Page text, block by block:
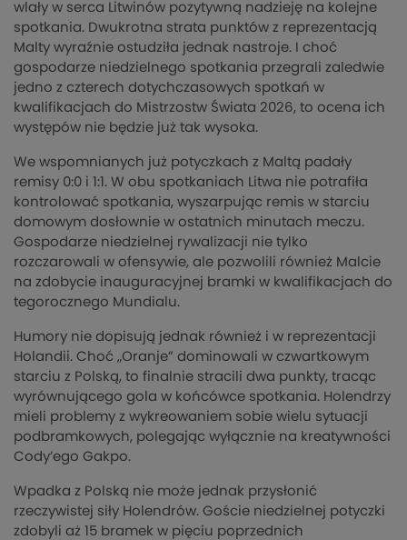
wlały w serca Litwinów pozytywną nadzieję na kolejne
spotkania. Dwukrotna strata punktów z reprezentacją
Malty wyraźnie ostudziła jednak nastroje. I choć
gospodarze niedzielnego spotkania przegrali zaledwie
jedno z czterech dotychczasowych spotkań w
kwalifikacjach do Mistrzostw Świata 2026, to ocena ich
występów nie będzie już tak wysoka.
We wspomnianych już potyczkach z Maltą padały
remisy 0:0 i 1:1. W obu spotkaniach Litwa nie potrafiła
kontrolować spotkania, wyszarpując remis w starciu
domowym dosłownie w ostatnich minutach meczu.
Gospodarze niedzielnej rywalizacji nie tylko
rozczarowali w ofensywie, ale pozwolili również Malcie
na zdobycie inauguracyjnej bramki w kwalifikacjach do
tegorocznego Mundialu.
Humory nie dopisują jednak również i w reprezentacji
Holandii. Choć „Oranje” dominowali w czwartkowym
starciu z Polską, to finalnie stracili dwa punkty, tracąc
wyrównującego gola w końcówce spotkania. Holendrzy
mieli problemy z wykreowaniem sobie wielu sytuacji
podbramkowych, polegając wyłącznie na kreatywności
Cody’ego Gakpo.
Wpadka z Polską nie może jednak przysłonić
rzeczywistej siły Holendrów. Goście niedzielnej potyczki
zdobyli aż 15 bramek w pięciu poprzednich